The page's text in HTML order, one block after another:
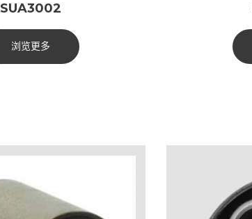
SUA3002
浏览更多